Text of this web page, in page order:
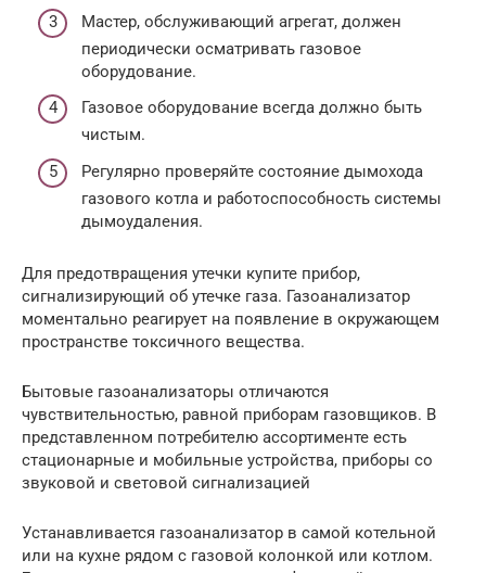
Мастер, обслуживающий агрегат, должен
периодически осматривать газовое
оборудование.
Газовое оборудование всегда должно быть
чистым.
Регулярно проверяйте состояние дымохода
газового котла и работоспособность системы
дымоудаления.
Для предотвращения утечки купите прибор,
сигнализирующий об утечке газа. Газоанализатор
моментально реагирует на появление в окружающем
пространстве токсичного вещества.
Бытовые газоанализаторы отличаются
чувствительностью, равной приборам газовщиков. В
представленном потребителю ассортименте есть
стационарные и мобильные устройства, приборы со
звуковой и световой сигнализацией
Устанавливается газоанализатор в самой котельной
или на кухне рядом с газовой колонкой или котлом.